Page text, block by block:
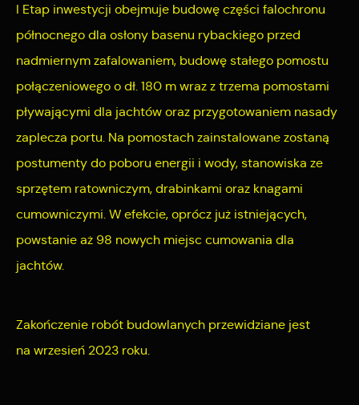
I Etap inwestycji obejmuje budowę części falochronu
północnego dla osłony basenu rybackiego przed
nadmiernym zafalowaniem, budowę stałego pomostu
połączeniowego o dł. 180 m wraz z trzema pomostami
pływającymi dla jachtów oraz przygotowaniem nasady
zaplecza portu. Na pomostach zainstalowane zostaną
postumenty do poboru energii i wody, stanowiska ze
sprzętem ratowniczym, drabinkami oraz knagami
cumowniczymi. W efekcie, oprócz już istniejących,
powstanie aż 98 nowych miejsc cumowania dla
jachtów.
Zakończenie robót budowlanych przewidziane jest
na wrzesień 2023 roku.